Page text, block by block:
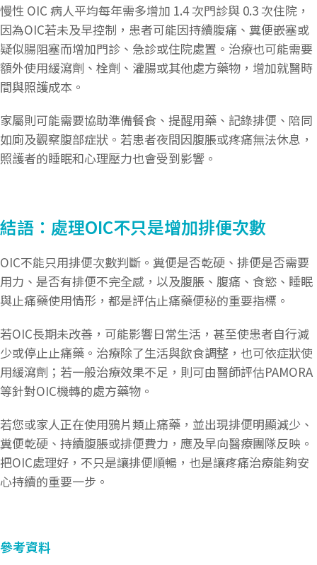
慢性 OIC 病人平均每年需多增加 1.4 次門診與 0.3 次住院，
因為OIC若未及早控制，患者可能因持續腹痛、糞便嵌塞或
疑似腸阻塞而增加門診、急診或住院處置。治療也可能需要
額外使用緩瀉劑、栓劑、灌腸或其他處方藥物，增加就醫時
間與照護成本。
家屬則可能需要協助準備餐食、提醒用藥、記錄排便、陪同
如廁及觀察腹部症狀。若患者夜間因腹脹或疼痛無法休息，
照護者的睡眠和心理壓力也會受到影響。
結語：處理OIC不只是增加排便次數
OIC不能只用排便次數判斷。糞便是否乾硬、排便是否需要
用力、是否有排便不完全感，以及腹脹、腹痛、食慾、睡眠
與止痛藥使用情形，都是評估止痛藥便秘的重要指標。
若OIC長期未改善，可能影響日常生活，甚至使患者自行減
少或停止止痛藥。治療除了生活與飲食調整，也可依症狀使
用緩瀉劑；若一般治療效果不足，則可由醫師評估PAMORA
等針對OIC機轉的處方藥物。
若您或家人正在使用鴉片類止痛藥，並出現排便明顯減少、
糞便乾硬、持續腹脹或排便費力，應及早向醫療團隊反映。
把OIC處理好，不只是讓排便順暢，也是讓疼痛治療能夠安
心持續的重要一步。
參考資料